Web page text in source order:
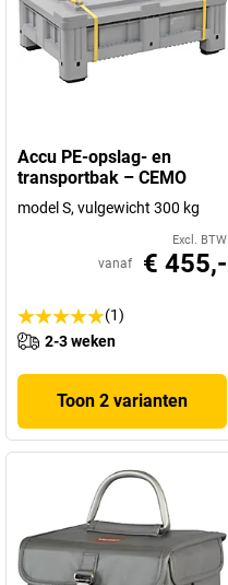
Accu PE-opslag- en
transportbak – CEMO
model S, vulgewicht 300 kg
Excl. BTW
vanaf € 455,-
(1)
2-3 weken
Toon 2 varianten